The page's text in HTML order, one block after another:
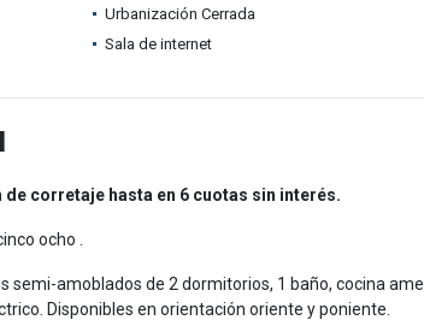
Urbanización Cerrada
Sala de internet
corretaje hasta en 6 cuotas sin interés.
ocho .
semi-amoblados de 2 dormitorios, 1 baño, cocina
Disponibles en orientación oriente y poniente.